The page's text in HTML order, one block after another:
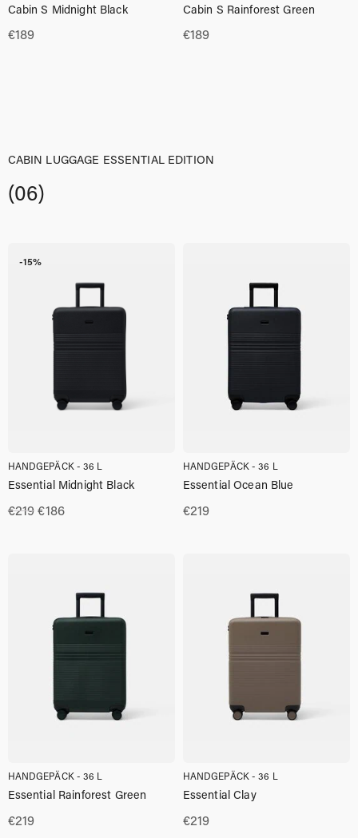
€189
Cabin S Midnight Black
€189
Cabin S Rainforest Green
CABIN LUGGAGE ESSENTIAL EDITION
(06)
-15%
HANDGEPÄCK - 36 L
€219Ursprünglicher
€186Aktueller
Essential Midnight Black
HANDGEPÄCK - 36 L
€219
Essential Ocean Blue
HANDGEPÄCK - 36 L
€219
Essential Rainforest Green
HANDGEPÄCK - 36 L
€219
Essential Clay